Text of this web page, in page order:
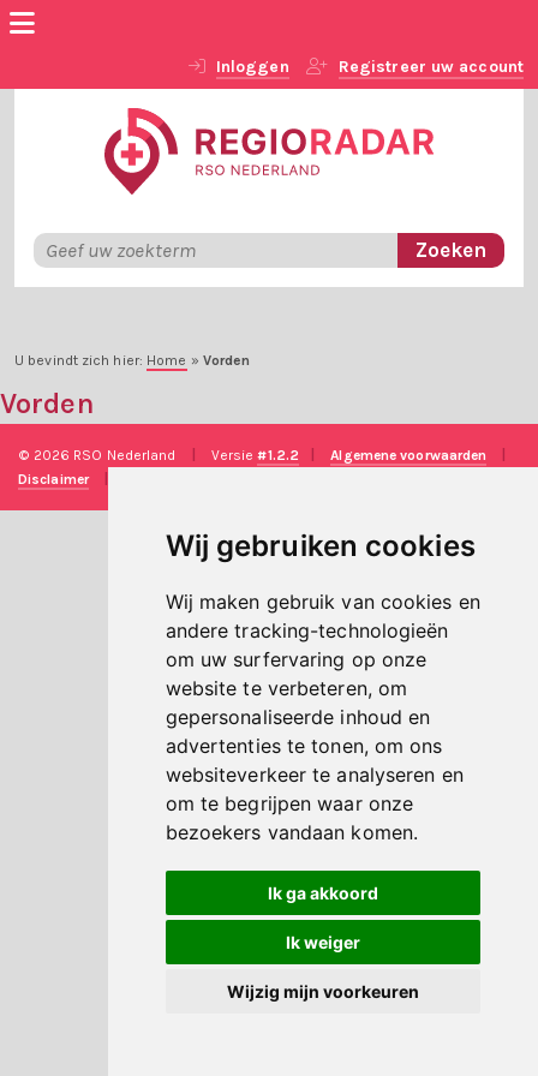
Wij gebruiken cookies
Wij maken gebruik van cookies en
andere tracking-technologieën
om uw surfervaring op onze
website te verbeteren, om
gepersonaliseerde inhoud en
advertenties te tonen, om ons
websiteverkeer te analyseren en
om te begrijpen waar onze
bezoekers vandaan komen.
Ik ga akkoord
Ik weiger
Wijzig mijn voorkeuren
Inloggen Registreer uw account
U bevindt zich hier: Home » Vorden
Vorden
© 2026 RSO Nederland Versie#1.2.2 Algemene voorwaarden
Disclaimer